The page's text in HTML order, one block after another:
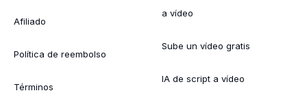
Afiliado
Política de reembolso
Términos
a vídeo
Sube un vídeo gratis
IA de script a vídeo